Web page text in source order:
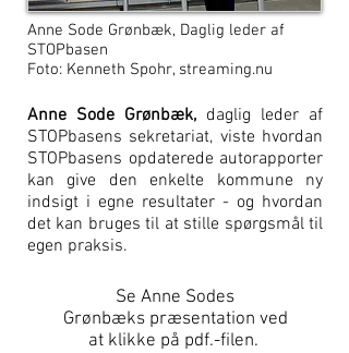
Anne Sode Grønbæk, Daglig leder af
STOPbasen
Foto: Kenneth Spohr, streaming.nu
Anne Sode Grønbæk, daglig leder af
STOPbasens sekretariat, viste hvordan
STOPbasens opdaterede autorapporter
kan give den enkelte kommune ny
indsigt i egne resultater - og hvordan
det kan bruges til at stille spørgsmål til
egen praksis.
Se Anne Sodes
Grønbæks præsentation ved
at klikke på pdf.-filen.